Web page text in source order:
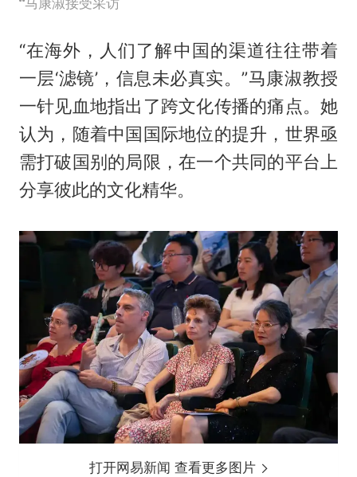
“在海外，人们了解中国的渠道往往带着
一层‘滤镜’，信息未必真实。”马康淑教授
一针见血地指出了跨文化传播的痛点。她
认为，随着中国国际地位的提升，世界亟
需打破国别的局限，在一个共同的平台上
分享彼此的文化精华。
打开网易新闻 查看更多图片